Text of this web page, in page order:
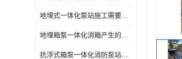
地埋式一体化泵站施工需要的环境特点
地埋箱泵一体化消箱产生的低频噪音怎样减少
抗浮式箱泵一体化消防泵站有哪些特点